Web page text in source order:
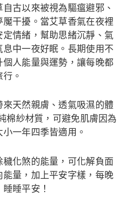
古以來被視為驅瘟避邪、
干擾。當艾草香氣在夜裡
情緒，幫助思緒沉靜、氣
中一夜好眠。長期使用不
人能量與運勢，讓每晚都
。
天然親膚、透氣吸濕的體
棉紗材質，可避免肌膚因為
一年四季皆適用。
化煞的能量，可化解負面
量，加上平安字樣，每晚
睡平安！